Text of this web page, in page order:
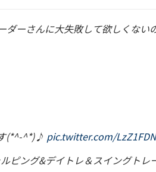
ダーさんに大失敗して欲しくない
(*^-^*)♪ pic.twitter.com/
ピング&デイトレ＆スイングトレ